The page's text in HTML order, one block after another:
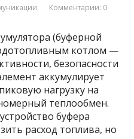
Комментарии: 0
(буферной
котлом —
безопасности
аккумулирует
нагрузку на
теплообмен.
буфера
расход топлива, но